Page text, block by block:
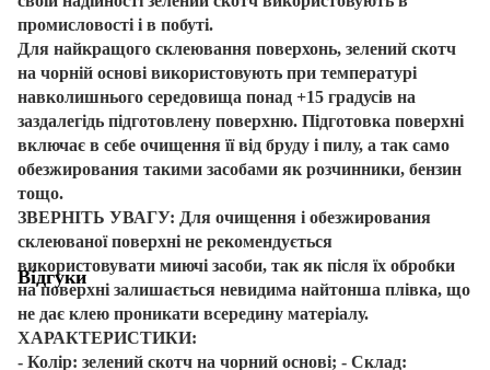
промисловості і в побуті.
Для найкращого склеювання поверхонь, зелений скотч
на чорній основі використовують при температурі
навколишнього середовища понад +15 градусів на
заздалегідь підготовлену поверхню. Підготовка поверхні
включає в себе очищення її від бруду і пилу, а так само
обезжирования такими засобами як розчинники, бензин
тощо.
ЗВЕРНІТЬ УВАГУ: Для очищення і обезжирования
склеюваної поверхні не рекомендується
використовувати миючі засоби, так як після їх обробки
на поверхні залишається невидима найтонша плівка, що
не дає клею проникати всередину матеріалу.
ХАРАКТЕРИСТИКИ:
- Колір: зелений скотч на чорний основі; - Склад:
Відгуки